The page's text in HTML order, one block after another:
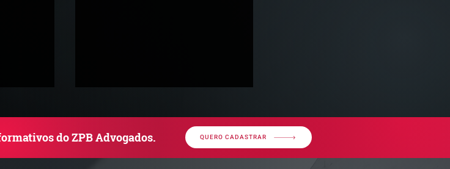
do ZPB Advogados. QUERO CADASTRAR